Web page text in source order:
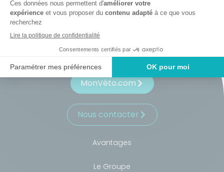
MonVéto.com
Nous contacter
Avantages
Le Groupe